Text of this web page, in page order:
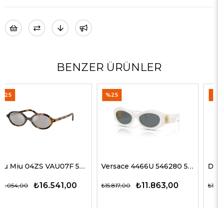
BENZER ÜRÜNLER
Versace 4466U 546280 54 G Kadın Güneş Gözlükleri
₺11.863,00
₺15.817,00
Dolce Gabbana 4469 501/87 59 G Kadın Güneş Gözlükleri
₺12.563,00
₺19.327,00